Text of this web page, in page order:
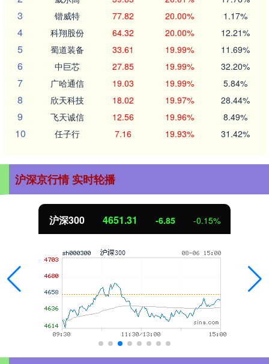
3 锴威特 77.82 20.00% 1.17%
4 科翔股份 64.32 20.00% 12.21%
5 蜀道装备 33.61 19.99% 11.69%
6 中巨芯 27.85 19.99% 32.20%
7 广哈通信 19.03 19.99% 5.84%
8 欣天科技 18.02 19.97% 28.44%
9 飞天诚信 12.56 19.96% 8.49%
10 任子行 7.16 19.93% 31.42%
沪深京行情 实时轮播
沪深300 4651.31 -6.85 -0.15%